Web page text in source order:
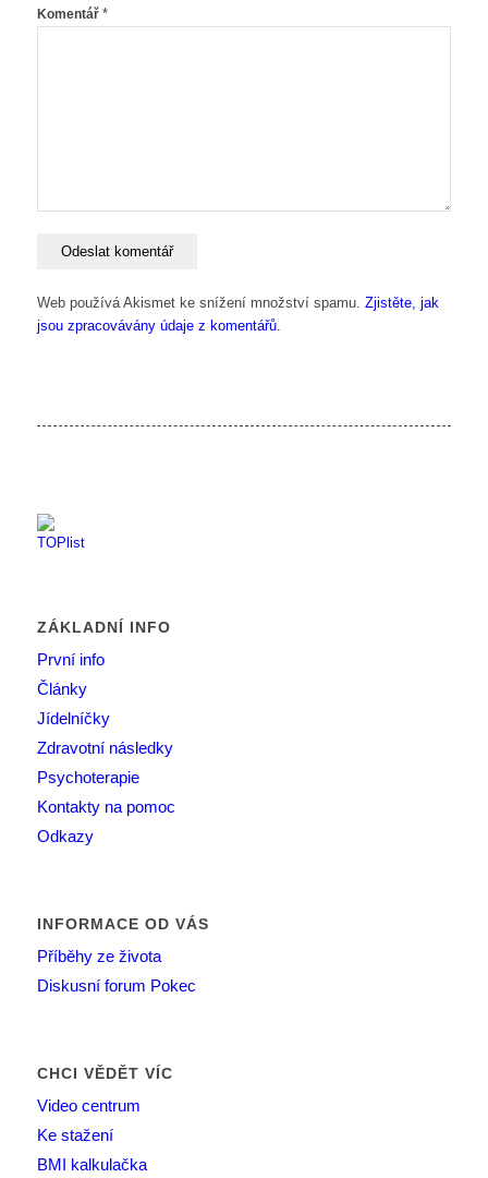
Komentář *
Web používá Akismet ke snížení množství spamu. Zjistěte, jak
jsou zpracovávány údaje z komentářů.
ZÁKLADNÍ INFO
První info
Články
Jídelníčky
Zdravotní následky
Psychoterapie
Kontakty na pomoc
Odkazy
INFORMACE OD VÁS
Příběhy ze života
Diskusní forum Pokec
CHCI VĚDĚT VÍC
Video centrum
Ke stažení
BMI kalkulačka